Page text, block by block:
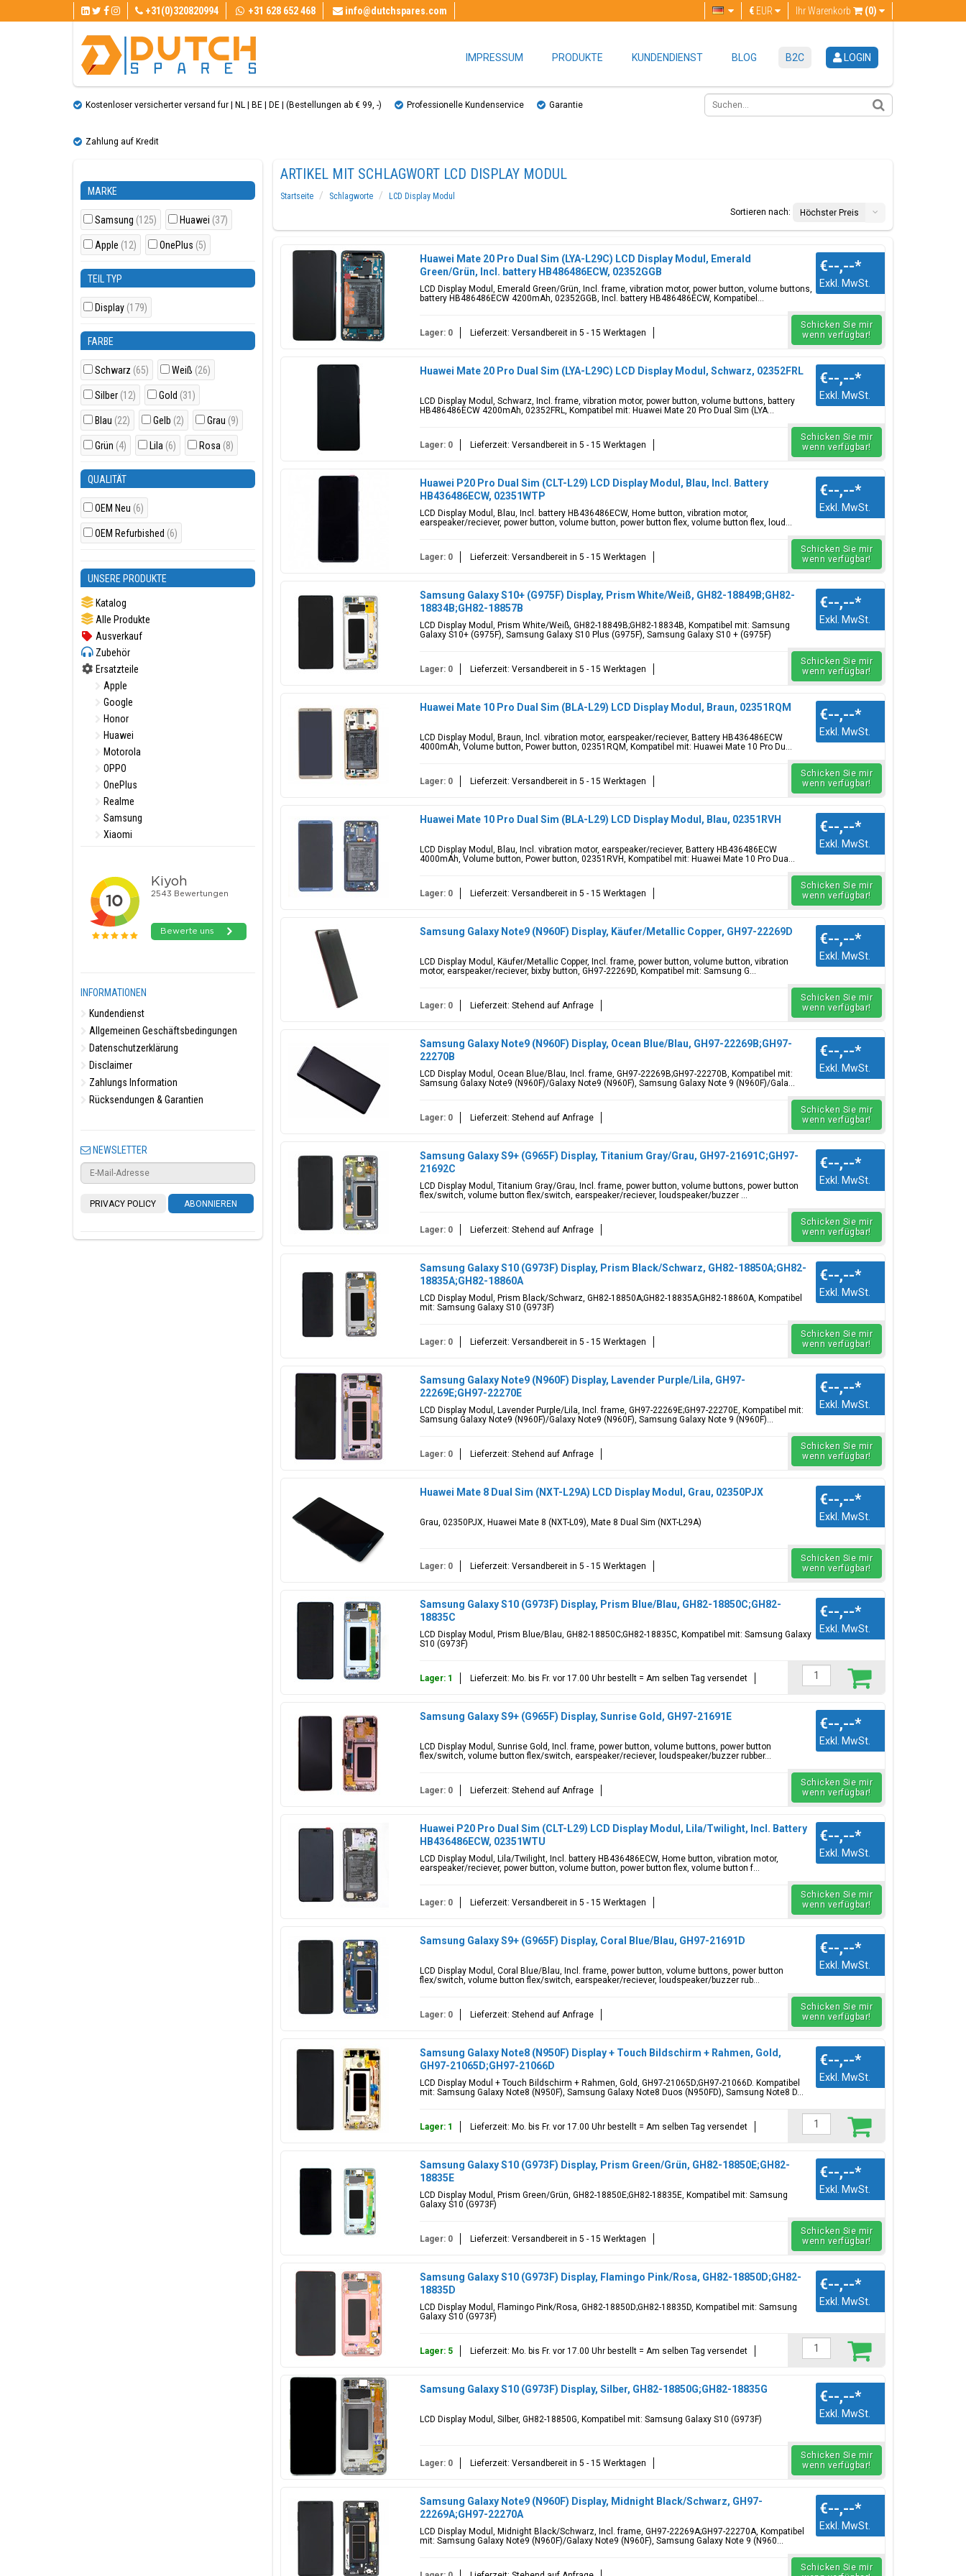
+31(0)320820994 +31 628 652 468 info@dutchspares.com Ihr Warenkorb (0)
€ EUR
IMPRESSUM PRODUKTE KUNDENDIENST BLOG B2C LOGIN
Kostenloser versicherter versand fur | NL | BE | DE | (Bestellungen ab € 99, ​​-) Professionelle Kundenservice Garantie
Zahlung auf Kredit
MARKE
Samsung (125) Huawei (37)
Apple (12) OnePlus (5)
TEIL TYP
Display (179)
FARBE
Schwarz (65) Weiß (26)
Silber (12) Gold (31)
Blau (22) Gelb (2) Grau (9)
Grün (4) Lila (6) Rosa (8)
QUALITÄT
OEM Neu (6)
OEM Refurbished (6)
UNSERE PRODUKTE
Katalog
Alle Produkte
Ausverkauf
Zubehör
Ersatzteile
Apple
Google
Honor
Huawei
Motorola
OPPO
OnePlus
Realme
Samsung
Xiaomi
INFORMATIONEN
Kundendienst
Allgemeinen Geschäftsbedingungen
Datenschutzerklärung
Disclaimer
Zahlungs Information
Rücksendungen & Garantien
NEWSLETTER
PRIVACY POLICY ABONNIEREN
ARTIKEL MIT SCHLAGWORT LCD DISPLAY MODUL
Startseite Schlagworte
LCD Display Modul
Sortieren nach:
Höchster Preis
Huawei Mate 20 Pro Dual Sim (LYA-L29C) LCD Display Modul, Emerald
Green/Grün, Incl. battery HB486486ECW, 02352GGB
LCD Display Modul, Emerald Green/Grün, Incl. frame, vibration motor, power button, volume buttons,
battery HB486486ECW 4200mAh, 02352GGB, Incl. battery HB486486ECW, Kompatibel...
€--,--*
Exkl. MwSt.
Lager: 0 Lieferzeit: Versandbereit in 5 - 15 Werktagen
Schicken Sie mir
wenn verfügbar!
Huawei Mate 20 Pro Dual Sim (LYA-L29C) LCD Display Modul, Schwarz, 02352FRL
LCD Display Modul, Schwarz, Incl. frame, vibration motor, power button, volume buttons, battery
HB486486ECW 4200mAh, 02352FRL, Kompatibel mit: Huawei Mate 20 Pro Dual Sim (LYA...
€--,--*
Exkl. MwSt.
Lager: 0 Lieferzeit: Versandbereit in 5 - 15 Werktagen
Schicken Sie mir
wenn verfügbar!
Huawei P20 Pro Dual Sim (CLT-L29) LCD Display Modul, Blau, Incl. Battery
HB436486ECW, 02351WTP
LCD Display Modul, Blau, Incl. battery HB436486ECW, Home button, vibration motor,
earspeaker/reciever, power button, volume button, power button flex, volume button flex, loud...
€--,--*
Exkl. MwSt.
Lager: 0 Lieferzeit: Versandbereit in 5 - 15 Werktagen
Schicken Sie mir
wenn verfügbar!
Samsung Galaxy S10+ (G975F) Display, Prism White/Weiß, GH82-18849B;GH82-
18834B;GH82-18857B
LCD Display Modul, Prism White/Weiß, GH82-18849B;GH82-18834B, Kompatibel mit: Samsung
Galaxy S10+ (G975F), Samsung Galaxy S10 Plus (G975F), Samsung Galaxy S10 + (G975F)
€--,--*
Exkl. MwSt.
Lager: 0 Lieferzeit: Versandbereit in 5 - 15 Werktagen
Schicken Sie mir
wenn verfügbar!
Huawei Mate 10 Pro Dual Sim (BLA-L29) LCD Display Modul, Braun, 02351RQM
LCD Display Modul, Braun, Incl. vibration motor, earspeaker/reciever, Battery HB436486ECW
4000mAh, Volume button, Power button, 02351RQM, Kompatibel mit: Huawei Mate 10 Pro Du...
€--,--*
Exkl. MwSt.
Lager: 0 Lieferzeit: Versandbereit in 5 - 15 Werktagen
Schicken Sie mir
wenn verfügbar!
Huawei Mate 10 Pro Dual Sim (BLA-L29) LCD Display Modul, Blau, 02351RVH
LCD Display Modul, Blau, Incl. vibration motor, earspeaker/reciever, Battery HB436486ECW
4000mAh, Volume button, Power button, 02351RVH, Kompatibel mit: Huawei Mate 10 Pro Dua...
€--,--*
Exkl. MwSt.
Lager: 0 Lieferzeit: Versandbereit in 5 - 15 Werktagen
Schicken Sie mir
wenn verfügbar!
Samsung Galaxy Note9 (N960F) Display, Käufer/Metallic Copper, GH97-22269D
LCD Display Modul, Käufer/Metallic Copper, Incl. frame, power button, volume button, vibration
motor, earspeaker/reciever, bixby button, GH97-22269D, Kompatibel mit: Samsung G...
€--,--*
Exkl. MwSt.
Lager: 0 Lieferzeit: Stehend auf Anfrage
Schicken Sie mir
wenn verfügbar!
Samsung Galaxy Note9 (N960F) Display, Ocean Blue/Blau, GH97-22269B;GH97-
22270B
LCD Display Modul, Ocean Blue/Blau, Incl. frame, GH97-22269B;GH97-22270B, Kompatibel mit:
Samsung Galaxy Note9 (N960F)/Galaxy Note9 (N960F), Samsung Galaxy Note 9 (N960F)/Gala...
€--,--*
Exkl. MwSt.
Lager: 0 Lieferzeit: Stehend auf Anfrage
Schicken Sie mir
wenn verfügbar!
Samsung Galaxy S9+ (G965F) Display, Titanium Gray/Grau, GH97-21691C;GH97-
21692C
LCD Display Modul, Titanium Gray/Grau, Incl. frame, power button, volume buttons, power button
flex/switch, volume button flex/switch, earspeaker/reciever, loudspeaker/buzzer ...
€--,--*
Exkl. MwSt.
Lager: 0 Lieferzeit: Stehend auf Anfrage
Schicken Sie mir
wenn verfügbar!
Samsung Galaxy S10 (G973F) Display, Prism Black/Schwarz, GH82-18850A;GH82-
18835A;GH82-18860A
LCD Display Modul, Prism Black/Schwarz, GH82-18850A;GH82-18835A;GH82-18860A, Kompatibel
mit: Samsung Galaxy S10 (G973F)
€--,--*
Exkl. MwSt.
Lager: 0 Lieferzeit: Versandbereit in 5 - 15 Werktagen
Schicken Sie mir
wenn verfügbar!
Samsung Galaxy Note9 (N960F) Display, Lavender Purple/Lila, GH97-
22269E;GH97-22270E
LCD Display Modul, Lavender Purple/Lila, Incl. frame, GH97-22269E;GH97-22270E, Kompatibel mit:
Samsung Galaxy Note9 (N960F)/Galaxy Note9 (N960F), Samsung Galaxy Note 9 (N960F)...
€--,--*
Exkl. MwSt.
Lager: 0 Lieferzeit: Stehend auf Anfrage
Schicken Sie mir
wenn verfügbar!
Huawei Mate 8 Dual Sim (NXT-L29A) LCD Display Modul, Grau, 02350PJX
Grau, 02350PJX, Huawei Mate 8 (NXT-L09), Mate 8 Dual Sim (NXT-L29A)
€--,--*
Exkl. MwSt.
Lager: 0 Lieferzeit: Versandbereit in 5 - 15 Werktagen
Schicken Sie mir
wenn verfügbar!
Samsung Galaxy S10 (G973F) Display, Prism Blue/Blau, GH82-18850C;GH82-
18835C
LCD Display Modul, Prism Blue/Blau, GH82-18850C;GH82-18835C, Kompatibel mit: Samsung Galaxy
S10 (G973F)
€--,--*
Exkl. MwSt.
Lager: 1 Lieferzeit: Mo. bis Fr. vor 17.00 Uhr bestellt = Am selben Tag versendet
Samsung Galaxy S9+ (G965F) Display, Sunrise Gold, GH97-21691E
LCD Display Modul, Sunrise Gold, Incl. frame, power button, volume buttons, power button
flex/switch, volume button flex/switch, earspeaker/reciever, loudspeaker/buzzer rubber...
€--,--*
Exkl. MwSt.
Lager: 0 Lieferzeit: Stehend auf Anfrage
Schicken Sie mir
wenn verfügbar!
Huawei P20 Pro Dual Sim (CLT-L29) LCD Display Modul, Lila/Twilight, Incl. Battery
HB436486ECW, 02351WTU
LCD Display Modul, Lila/Twilight, Incl. battery HB436486ECW, Home button, vibration motor,
earspeaker/reciever, power button, volume button, power button flex, volume button f...
€--,--*
Exkl. MwSt.
Lager: 0 Lieferzeit: Versandbereit in 5 - 15 Werktagen
Schicken Sie mir
wenn verfügbar!
Samsung Galaxy S9+ (G965F) Display, Coral Blue/Blau, GH97-21691D
LCD Display Modul, Coral Blue/Blau, Incl. frame, power button, volume buttons, power button
flex/switch, volume button flex/switch, earspeaker/reciever, loudspeaker/buzzer rub...
€--,--*
Exkl. MwSt.
Lager: 0 Lieferzeit: Stehend auf Anfrage
Schicken Sie mir
wenn verfügbar!
Samsung Galaxy Note8 (N950F) Display + Touch Bildschirm + Rahmen, Gold,
GH97-21065D;GH97-21066D
LCD Display Modul + Touch Bildschirm + Rahmen, Gold, GH97-21065D;GH97-21066D. Kompatibel
mit: Samsung Galaxy Note8 (N950F), Samsung Galaxy Note8 Duos (N950FD), Samsung Note8 D...
€--,--*
Exkl. MwSt.
Lager: 1 Lieferzeit: Mo. bis Fr. vor 17.00 Uhr bestellt = Am selben Tag versendet
Samsung Galaxy S10 (G973F) Display, Prism Green/Grün, GH82-18850E;GH82-
18835E
LCD Display Modul, Prism Green/Grün, GH82-18850E;GH82-18835E, Kompatibel mit: Samsung
Galaxy S10 (G973F)
€--,--*
Exkl. MwSt.
Lager: 0 Lieferzeit: Versandbereit in 5 - 15 Werktagen
Schicken Sie mir
wenn verfügbar!
Samsung Galaxy S10 (G973F) Display, Flamingo Pink/Rosa, GH82-18850D;GH82-
18835D
LCD Display Modul, Flamingo Pink/Rosa, GH82-18850D;GH82-18835D, Kompatibel mit: Samsung
Galaxy S10 (G973F)
€--,--*
Exkl. MwSt.
Lager: 5 Lieferzeit: Mo. bis Fr. vor 17.00 Uhr bestellt = Am selben Tag versendet
Samsung Galaxy S10 (G973F) Display, Silber, GH82-18850G;GH82-18835G
LCD Display Modul, Silber, GH82-18850G, Kompatibel mit: Samsung Galaxy S10 (G973F)
€--,--*
Exkl. MwSt.
Lager: 0 Lieferzeit: Versandbereit in 5 - 15 Werktagen
Schicken Sie mir
wenn verfügbar!
Samsung Galaxy Note9 (N960F) Display, Midnight Black/Schwarz, GH97-
22269A;GH97-22270A
LCD Display Modul, Midnight Black/Schwarz, Incl. frame, GH97-22269A;GH97-22270A, Kompatibel
mit: Samsung Galaxy Note9 (N960F)/Galaxy Note9 (N960F), Samsung Galaxy Note 9 (N960...
€--,--*
Exkl. MwSt.
Schicken Sie mir